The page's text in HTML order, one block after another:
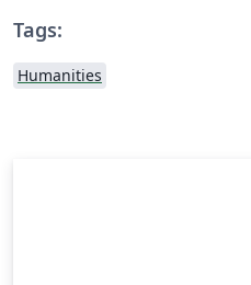
Tags:
Humanities